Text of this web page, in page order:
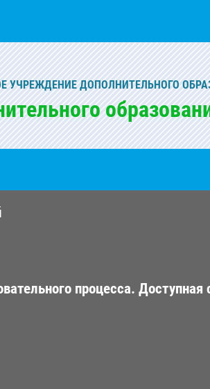
УЧРЕЖДЕНИЕ ДОПОЛНИТЕЛЬНОГО
процесса. Доступная